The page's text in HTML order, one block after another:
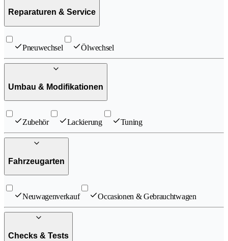
Reparaturen & Service
Pneuwechsel Ölwechsel
Umbau & Modifikationen
Zubehör Lackierung Tuning
Fahrzeugarten
Neuwagenverkauf Occasionen & Gebrauchtwagen
Checks & Tests